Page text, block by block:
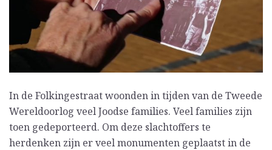
In de Folkingestraat woonden in tijden van de Tweede
Wereldoorlog veel Joodse families. Veel families zijn
toen gedeporteerd. Om deze slachtoffers te
herdenken zijn er veel monumenten geplaatst in de